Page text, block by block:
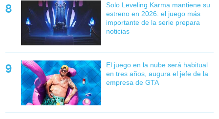
Solo Leveling Karma mantiene su
estreno en 2026: el juego más
importante de la serie prepara
noticias
El juego en la nube será habitual
en tres años, augura el jefe de la
empresa de GTA